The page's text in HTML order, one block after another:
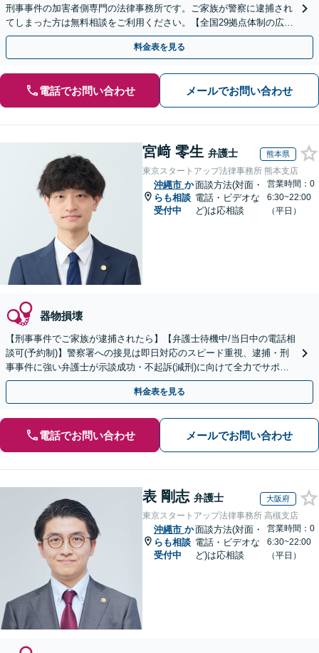
刑事事件の加害者側専門の法律事務所です。ご家族が警察に逮捕され
てしまった方は無料相談をご利用ください。【全国29拠点体制の広域
対応】【弁護士待機中/当日中の電話相談可(予約制)】
料金表を見る
電話でお問い合わせ メールでお問い合わせ
宮﨑 零生 弁護士 熊本県
東京スタートアップ法律事務所 熊本支店
沖縄市 か
らも相談
受付中
面談方法(対面・
電話・ビデオな
ど)は応相談
営業時間：0
6:30~22:00
（平日）
器物損壊
【刑事事件でご家族が逮捕されたら】【弁護士待機中/当日中の電話相
談可(予約制)】警察署への接見は即日対応のスピード重視、逮捕・刑
事事件に強い弁護士が示談成功・不起訴(減刑)に向けて全力でサポー
トします。【加害者側の相談専門】
料金表を見る
電話でお問い合わせ メールでお問い合わせ
表 剛志 弁護士 大阪府
東京スタートアップ法律事務所 高槻支店
沖縄市 か
らも相談
受付中
面談方法(対面・
電話・ビデオな
ど)は応相談
営業時間：0
6:30~22:00
（平日）